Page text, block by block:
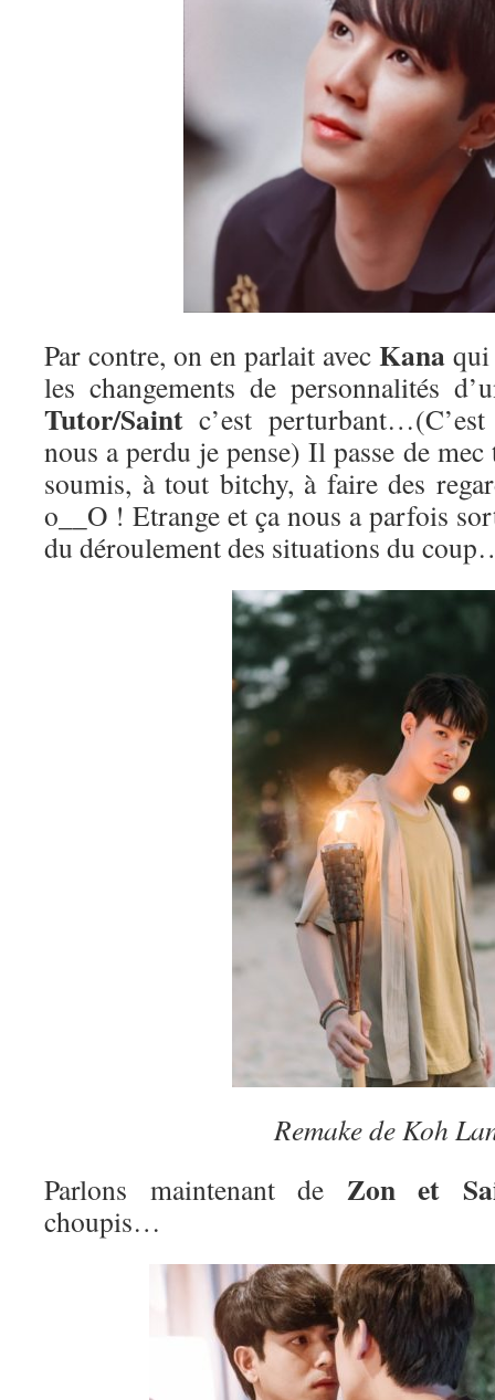
Par contre, on en parlait avec Kana qui
les changements de personnalités
Tutor/Saint c’est
nous a perdu je pense) Il passe de
soumis, à tout bitchy, à faire des
o__O ! Etrange et ça nous a parfois
du déroulement des situations du
Remake de Koh
Parlons maintenant de Zon et
choupis…